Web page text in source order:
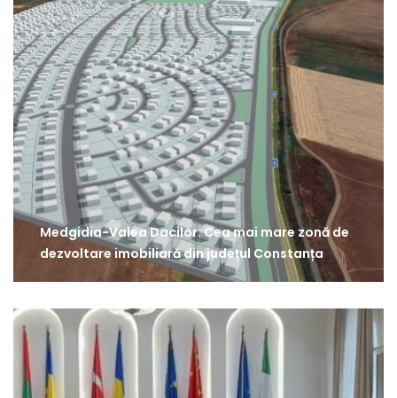
Medgidia-Valea Dacilor: Cea mai mare zonă de
dezvoltare imobiliară din județul Constanța